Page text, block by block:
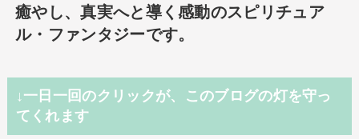
癒やし、真実へと導く感動のスピリチュア
ル・ファンタジーです。
↓一日一回のクリックが、このブログの灯を守っ
てくれます